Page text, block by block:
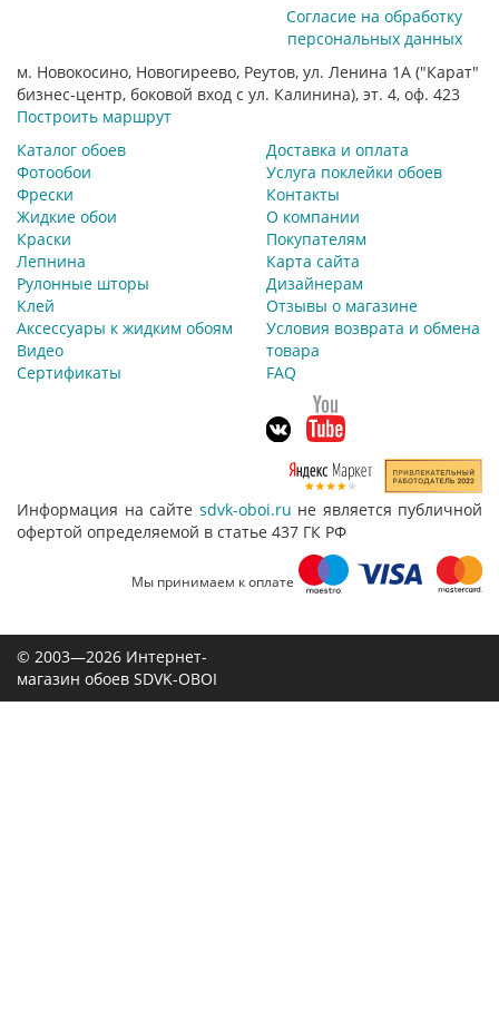
Согласие на обработку
персональных данных
м. Новокосино, Новогиреево, Реутов, ул. Ленина 1А ("Карат"
бизнес-центр, боковой вход с ул. Калинина), эт. 4, оф. 423
Построить маршрут
Каталог обоев
Фотообои
Фрески
Жидкие обои
Краски
Лепнина
Рулонные шторы
Клей
Аксессуары к жидким обоям
Видео
Сертификаты
Доставка и оплата
Услуга поклейки обоев
Контакты
О компании
Покупателям
Карта сайта
Дизайнерам
Отзывы о магазине
Условия возврата и обмена
товара
FAQ
Информация на сайте sdvk-oboi.ru не является публичной
офертой определяемой в статье 437 ГК РФ
Мы принимаем к оплате
© 2003—2026 Интернет-
магазин обоев SDVK-OBOI